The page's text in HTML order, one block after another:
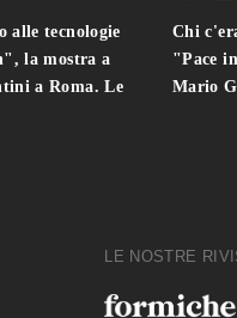
alle tecnologie
la mostra a
a Roma. Le
Chi
"Pace
Mario
LE NOSTRE